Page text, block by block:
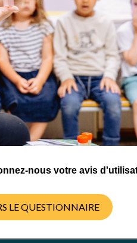
nous votre avis
LE QUESTIONNAIRE